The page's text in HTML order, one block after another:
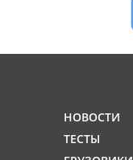
НОВОСТИ
ТЕСТЫ